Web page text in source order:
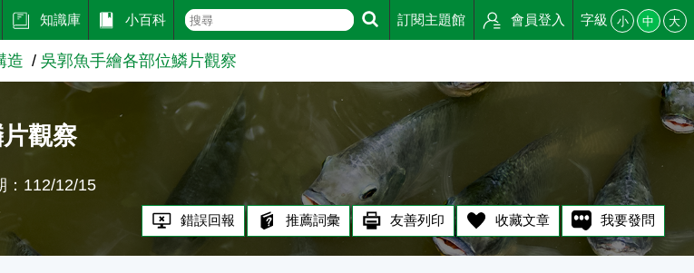
知識庫 小百科 訂閱主題館 會員登入 字級 小 中 大
造 吳郭魚手繪各部位鱗片觀察
觀察
：112/12/15
錯誤回報 推薦詞彙 友善列印 收藏文章 我要發問